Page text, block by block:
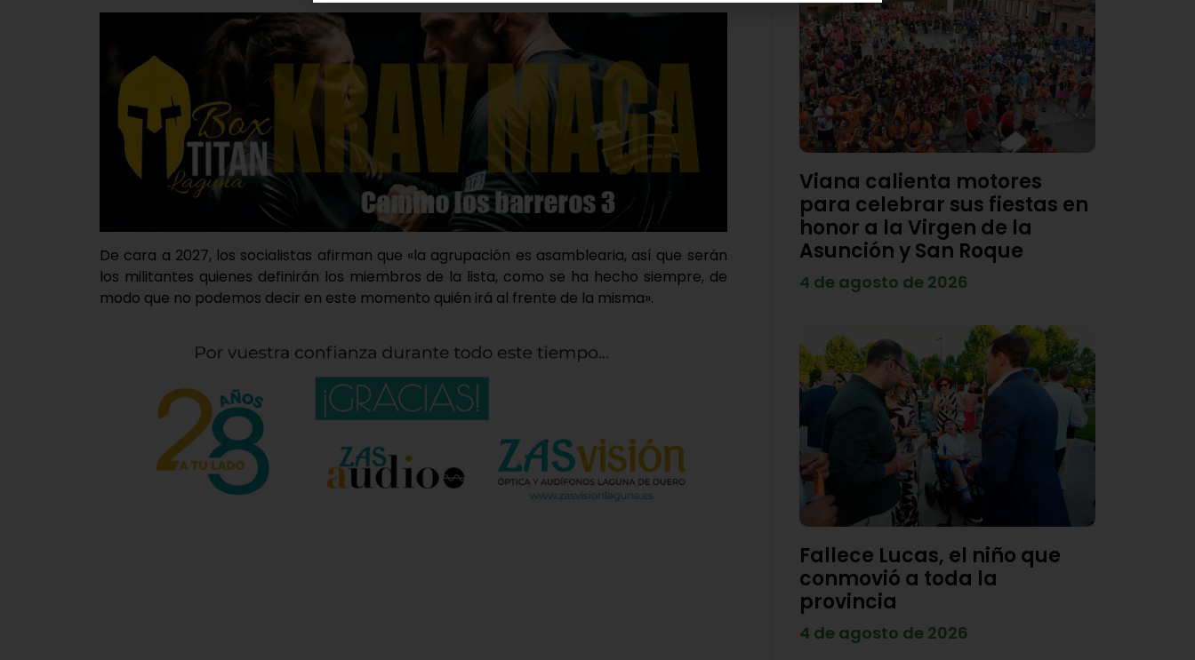
De cara a 2027, los socialistas afirman que «la agrupación es asamblearia, así que serán
los militantes quienes definirán los miembros de la lista, como se ha hecho siempre, de
modo que no podemos decir en este momento quién irá al frente de la misma».
Viana calienta motores
para celebrar sus fiestas en
honor a la Virgen de la
Asunción y San Roque
4 de agosto de 2026
Fallece Lucas, el niño que
conmovió a toda la
provincia
4 de agosto de 2026